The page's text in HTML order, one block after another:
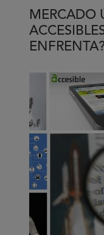
MERCADO
ENFRENTA?